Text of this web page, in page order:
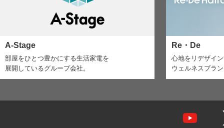
A-Stage
部屋をひとつ豊かにする生活家電を
展開しているグループ会社。
Re・De
心地をリデザイ
ウェルネスブラ